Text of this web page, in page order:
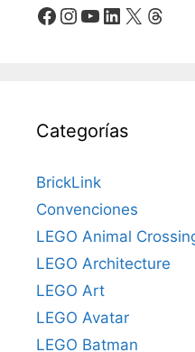
Facebook
Instagram
YouTube
LinkedIn
X
Categorías
BrickLink
Convenciones
LEGO Animal
LEGO Architecture
LEGO Art
LEGO Avatar
LEGO Batman